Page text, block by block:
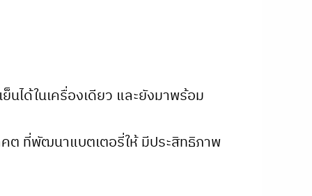
ได้ในเครื่องเดียว และยังมาพร้อม
ที่พัฒนาแบตเตอรี่ให้ มีประสิทธิภาพ